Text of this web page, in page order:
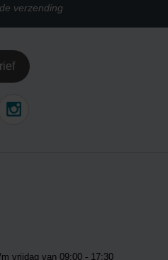
verzending
vrijdag van 09:00 - 17:30